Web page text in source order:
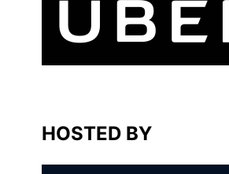
HOSTED BY